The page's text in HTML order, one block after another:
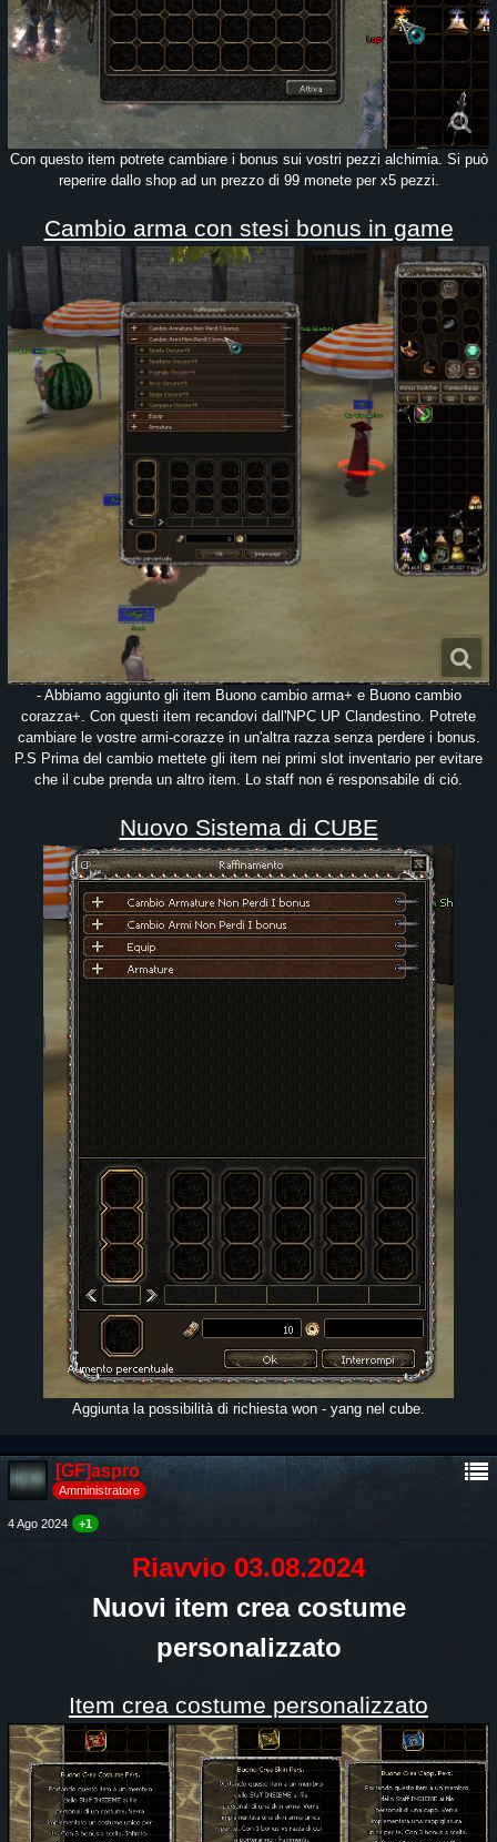
Con questo item potrete cambiare i bonus sui vostri pezzi alchimia. Si può
reperire dallo shop ad un prezzo di 99 monete per x5 pezzi.
Cambio arma con stesi bonus in game
- Abbiamo aggiunto gli item Buono cambio arma+ e Buono cambio
corazza+. Con questi item recandovi dall'NPC UP Clandestino. Potrete
cambiare le vostre armi-corazze in un'altra razza senza perdere i bonus.
P.S Prima del cambio mettete gli item nei primi slot inventario per evitare
che il cube prenda un altro item. Lo staff non é responsabile di ció.
Nuovo Sistema di CUBE
Aggiunta la possibilità di richiesta won - yang nel cube.
[GF]aspro
Amministratore
4 Ago 2024 +1
Riavvio 03.08.2024
Nuovi item crea costume
personalizzato
Item crea costume personalizzato